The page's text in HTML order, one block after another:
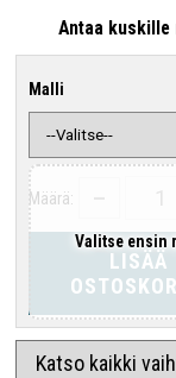
Antaa kuskille
Malli
Valitse ensin
Määrä:
LISÄÄ
Katso kaikki